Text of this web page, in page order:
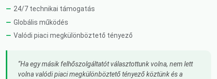
24/7 technikai támogatás
Globális működés
Valódi piaci megkülönböztető tényező
Ha egy másik felhőszolgáltatót választottunk volna, nem lett
volna valódi piaci megkülönböztető tényező köztünk és a